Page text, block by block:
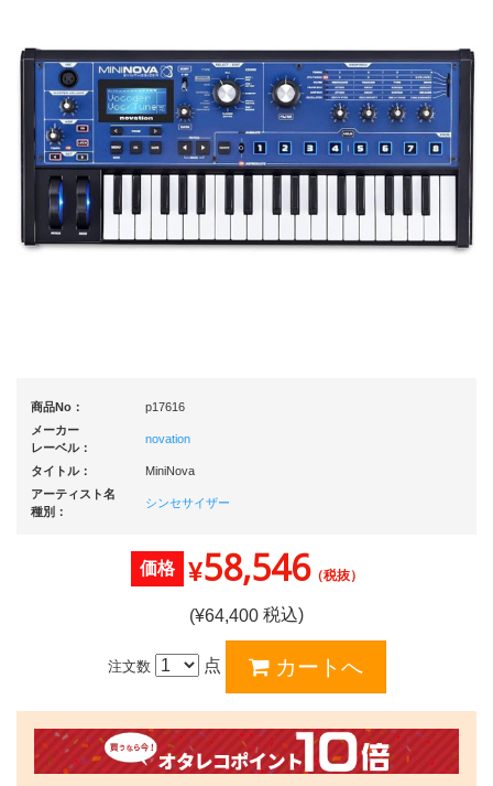
商品No：
p17616
メーカー
レーベル：
novation
タイトル：
MiniNova
アーティスト名
種別：
シンセサイザー
価格 ¥58,546（税抜）
(¥64,400 税込)
注文数 点